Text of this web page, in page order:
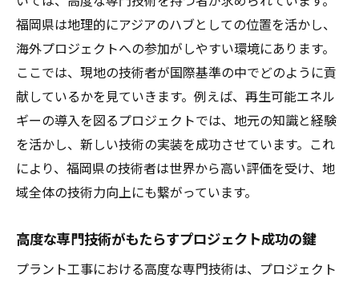
福岡県は地理的にアジアのハブとしての位置を活かし、
海外プロジェクトへの参加がしやすい環境にあります。
ここでは、現地の技術者が国際基準の中でどのように貢
献しているかを見ていきます。例えば、再生可能エネル
ギーの導入を図るプロジェクトでは、地元の知識と経験
を活かし、新しい技術の実装を成功させています。これ
により、福岡県の技術者は世界から高い評価を受け、地
域全体の技術力向上にも繋がっています。
高度な専門技術がもたらすプロジェクト成功の鍵
プラント工事における高度な専門技術は、プロジェクト